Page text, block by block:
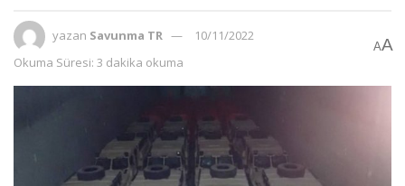
yazan Savunma TR
10/11/2022
Okuma Süresi: 3 dakika okuma
AA